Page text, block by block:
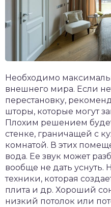
Необходимо
внешнего мира. Если
перестановку,
шторы, которые могут
Плохим решением
стенке, граничащей с
комнатой. В этих
вода. Ее звук может
вообще не дать уснуть.
техники, которая
плита и др. Хороший
низкий потолок или